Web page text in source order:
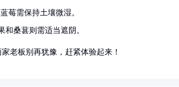
莓需保持土壤微湿。
和桑葚则需适当遮阴。
老板别再犹豫，赶紧体验起来！